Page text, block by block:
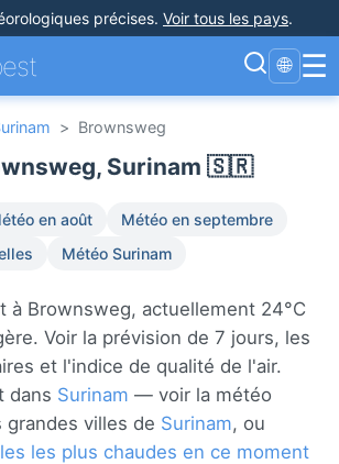
précises. Voir tous les pays.
🌐 ☰
> Brownsweg
Surinam 🇸🇷
en août
Météo en septembre
Météo Surinam
à Brownsweg, actuellement 24°C
Voir la prévision de 7 jours, les
et l'indice de qualité de l'air.
dans Surinam — voir la météo
villes de Surinam, ou
les plus chaudes en ce moment